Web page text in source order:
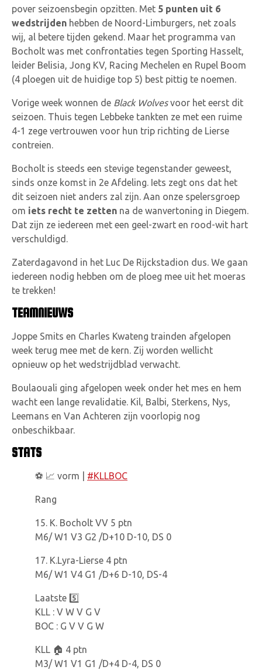
pover seizoensbegin opzitten. Met 5 punten uit 6
wedstrijden hebben de Noord-Limburgers, net zoals
wij, al betere tijden gekend. Maar het programma van
Bocholt was met confrontaties tegen Sporting Hasselt,
leider Belisia, Jong KV, Racing Mechelen en Rupel Boom
(4 ploegen uit de huidige top 5) best pittig te noemen.
Vorige week wonnen de Black Wolvesvoor het eerst dit
seizoen. Thuis tegen Lebbeke tankten ze met een ruime
4-1 zege vertrouwen voor hun trip richting de Lierse
contreien.
Bocholt is steeds een stevige tegenstander geweest,
sinds onze komst in 2e Afdeling. Iets zegt ons dat het
dit seizoen niet anders zal zijn. Aan onze spelersgroep
om iets recht te zetten na de wanvertoning in Diegem.
Dat zijn ze iedereen met een geel-zwart en rood-wit hart
verschuldigd.
Zaterdagavond in het Luc De Rijckstadion dus. We gaan
iedereen nodig hebben om de ploeg mee uit het moeras
te trekken!
TEAMNIEUWS
Joppe Smits en Charles Kwateng trainden afgelopen
week terug mee met de kern. Zij worden wellicht
opnieuw op het wedstrijdblad verwacht.
Boulaouali ging afgelopen week onder het mes en hem
wacht een lange revalidatie. Kil, Balbi, Sterkens, Nys,
Leemans en Van Achteren zijn voorlopig nog
onbeschikbaar.
STATS
⚽️ 📈 vorm | #KLLBOC
Rang
15. K. Bocholt VV 5 ptn
M6/ W1 V3 G2 /D+10 D-10, DS 0
17. K.Lyra-Lierse 4 ptn
M6/ W1 V4 G1 /D+6 D-10, DS-4
Laatste 5️⃣
KLL : V W V G V
BOC : G V V G W
KLL 🏠 4 ptn
M3/ W1 V1 G1 /D+4 D-4, DS 0